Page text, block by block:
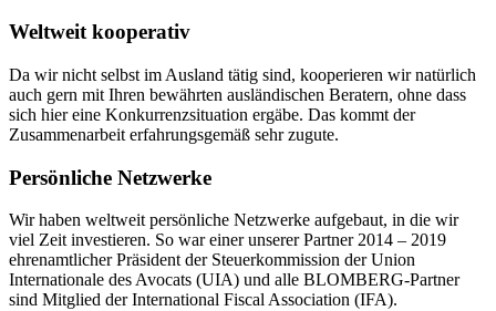
Weltweit kooperativ
Da wir nicht selbst im Ausland tätig sind, kooperieren wir natürlich
auch gern mit Ihren bewährten ausländischen Beratern, ohne dass
sich hier eine Konkurrenzsituation ergäbe. Das kommt der
Zusammenarbeit erfahrungsgemäß sehr zugute.
Persönliche Netzwerke
Wir haben weltweit persönliche Netzwerke aufgebaut, in die wir
viel Zeit investieren. So war einer unserer Partner 2014 – 2019
ehrenamtlicher Präsident der Steuerkommission der Union
Internationale des Avocats (UIA) und alle BLOMBERG-Partner
sind Mitglied der International Fiscal Association (IFA).